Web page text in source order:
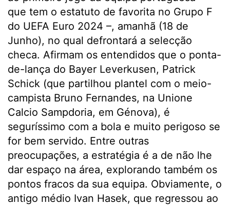
que tem o estatuto de favorita no Grupo F
do UEFA Euro 2024 –, amanhã (18 de
Junho), no qual defrontará a selecção
checa. Afirmam os entendidos que o ponta-
de-lança do Bayer Leverkusen, Patrick
Schick (que partilhou plantel com o meio-
campista Bruno Fernandes, na Unione
Calcio Sampdoria, em Génova), é
seguríssimo com a bola e muito perigoso se
for bem servido. Entre outras
preocupações, a estratégia é a de não lhe
dar espaço na área, explorando também os
pontos fracos da sua equipa. Obviamente, o
antigo médio Ivan Hasek, que regressou ao